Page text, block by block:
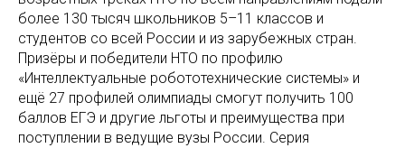
более 130 тысяч школьников 5–11 классов и
студентов со всей России и из зарубежных стран.
Призёры и победители НТО по профилю
«Интеллектуальные робототехнические системы» и
ещё 27 профилей олимпиады смогут получить 100
баллов ЕГЭ и другие льготы и преимущества при
поступлении в ведущие вузы России. Серия